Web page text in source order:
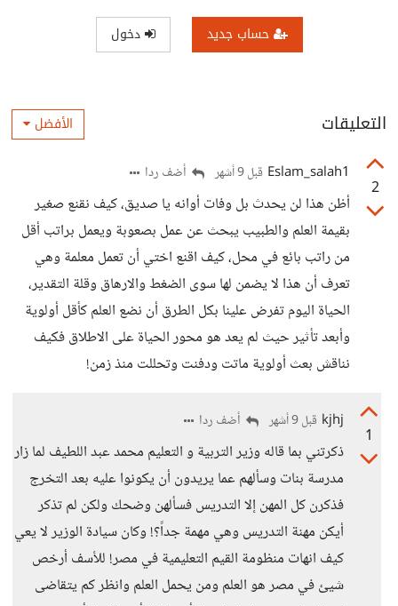
حساب جديد دخول
التعليقات الأفضل
2
Eslam_salah1 قبل 9 أشهر أضف ردا
أظن هذا لن يحدث بل وفات أوانه يا صديق، كيف نقنع صغير
بقيمة العلم والطبيب يبحث عن عمل بصعوبة ويعمل براتب أقل
من راتب بائع في محل، كيف اقنع اختي أن تعمل معلمة وهي
تعرف أن هذا لا يضمن لها سوى الضغط والارهاق وقلة التقدير،
الحياة اليوم تفرض علينا بكل الطرق أن نضع العلم كأقل أولوية
وأبعد تأثير حيث لم يعد هو محور الحياة على الاطلاق فكيف
نناقش بعث أولوية ماتت ودفنت وتحللت منذ زمن!
1
kjhj قبل 9 أشهر أضف ردا
ذكرتني بما قاله وزير التربية و التعليم محمد عبد اللطيف لما زار
مدرسة بنات وسألهم عما يريدون أن يكونوا عليه بعد التخرج
فذكرن كل المهن إلا التدريس فسألهن وضحك ولكن لم تذكر
أيكن مهنة التدريس وهي مهمة جداً؟! وكان سيادة الوزير لا يعي
كيف انهات منظومة القيم التعليمية في مصر! للأسف أرخص
شيئ في مصر هو العلم ومن يحمل العلم وانظر كم يتقاضى